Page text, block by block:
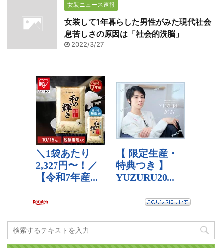
女装ニュース速報
女装して1年暮らした男性がみた現代社会
息苦しさの原因は「社会的洗脳」
2022/3/27